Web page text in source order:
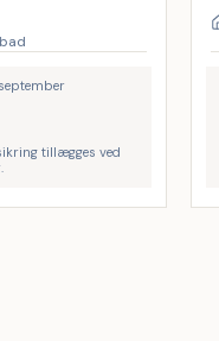
tillægges ved